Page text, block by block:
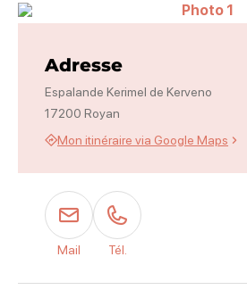
Photo 1
Adresse
Espalande Kerimel de Kerveno
17200 Royan
Mon itinéraire via Google Maps
Mail Tél.